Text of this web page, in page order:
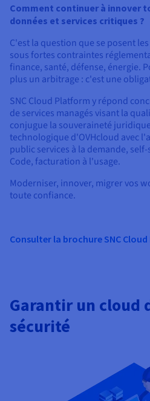
Comment continuer à innover
données et services critiques ?
C'est la question que se posent
sous fortes contraintes
finance, santé, défense, énergie.
plus un arbitrage : c'est une
SNC Cloud Platform y répond
de services managés visant la
conjugue la souveraineté
technologique d'OVHcloud avec
public services à la demande,
Code, facturation à l'usage.
Moderniser, innover, migrer vos
toute confiance.
Consulter la brochure SNC
Garantir un cloud
sécurité